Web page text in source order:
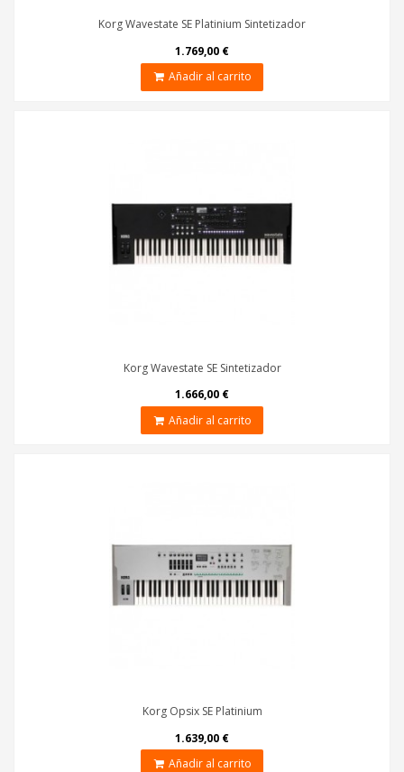
Korg Wavestate SE Platinium Sintetizador
1.769,00 €
Añadir al carrito
Korg Wavestate SE Sintetizador
1.666,00 €
Añadir al carrito
Korg Opsix SE Platinium
1.639,00 €
Añadir al carrito